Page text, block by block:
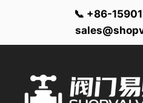
📞 +86-
контенту